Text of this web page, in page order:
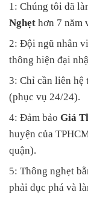
1: Chúng tôi đã
Nghẹt hơn 7 năm
2: Đội ngũ nhân
thông hiện đại
3: Chỉ cần liên hệ
(phục vụ 24/24).
4: Đảm bảo Giá
huyện của
quận).
5: Thông nghẹt
phải đục phá và